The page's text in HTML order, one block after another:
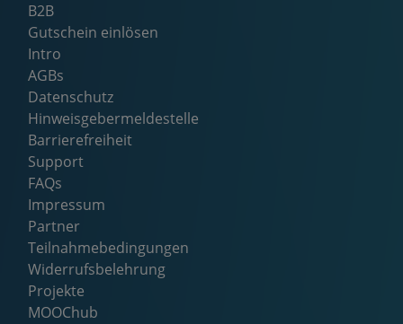
B2B
Gutschein einlösen
Intro
AGBs
Datenschutz
Hinweisgebermeldestelle
Barrierefreiheit
Support
FAQs
Impressum
Partner
Teilnahmebedingungen
Widerrufsbelehrung
Projekte
MOOChub